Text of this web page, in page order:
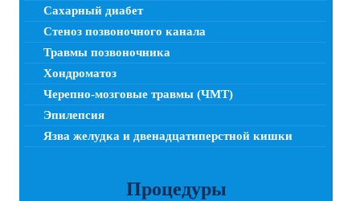
Сахарный диабет
Стеноз позвоночного канала
Травмы позвоночника
Хондроматоз
Черепно-мозговые травмы (ЧМТ)
Эпилепсия
Язва желудка и двенадцатиперстной кишки
Процедуры